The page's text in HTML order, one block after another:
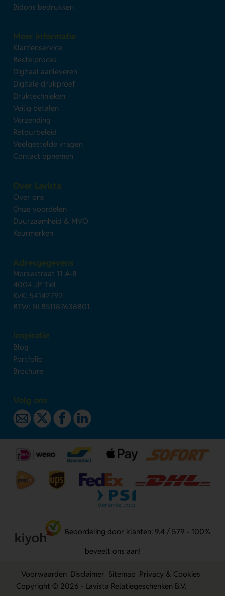
Bidons bedrukken
Meer informatie
Klantenservice
Bestelproces
Digitaal aanleveren
Digitale drukproef
Druktechnieken
Veilig betalen
Verzending
Retourbeleid
Veelgestelde vragen
Contact opnemen
Over Lavista
Over ons
Onze voordelen
Duurzaamheid & MVO
Keurmerken
Adresgegevens
Morsestraat 11 A-B
4004 JP Tiel
KvK: 54142792
BTW: NL851187638B01
Inspiratie
Blog
Portfolio
Brochure
Volg ons
Beoordeling door klanten: 9.4 / 579 - 100%
beveelt ons aan!
Voorwaarden Disclaimer Sitemap Privacy & Cookies
Copyright © 2026 - Lavista Relatiegeschenken B.V.